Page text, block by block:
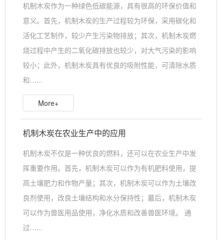
机制木炭作为一种绿色低碳能源，具有很高的环保价值和
意义。首先，机制木炭的生产过程较为环保，采用碳化和
活化工艺制作，较少产生污染物排放；其次，机制木炭燃
烧过程中产生的二氧化碳排放也较少，对大气污染的影响
较小；此外，机制木炭具有优良的吸附性能，可清除水质
和…...
More+
机制木炭在农业生产中的应用
机制木炭不仅是一种优良的燃料，还可以在农业生产中发
挥重要作用。首先，机制木炭可以作为有机肥料使用，提
高土壤肥力和作物产量；其次，机制木炭可以作为土壤改
良剂使用，改良土壤结构和水分保持性；蕞后，机制木炭
可以作为兽医用品使用，净化水质和改善兽医环境。 通
过…...